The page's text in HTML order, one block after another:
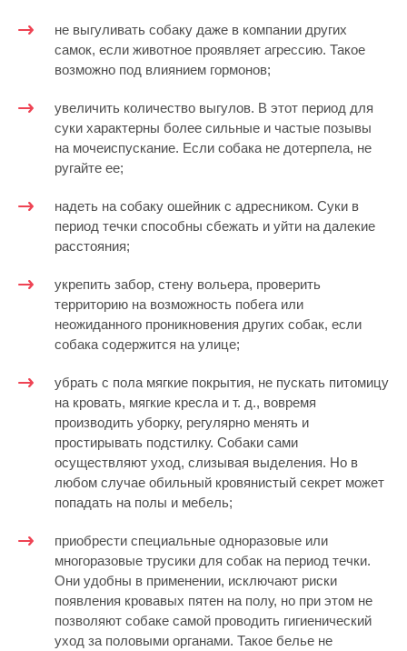
не выгуливать собаку даже в компании других
самок, если животное проявляет агрессию. Такое
возможно под влиянием гормонов;
увеличить количество выгулов. В этот период для
суки характерны более сильные и частые позывы
на мочеиспускание. Если собака не дотерпела, не
ругайте ее;
надеть на собаку ошейник с адресником. Суки в
период течки способны сбежать и уйти на далекие
расстояния;
укрепить забор, стену вольера, проверить
территорию на возможность побега или
неожиданного проникновения других собак, если
собака содержится на улице;
убрать с пола мягкие покрытия, не пускать питомицу
на кровать, мягкие кресла и т. д., вовремя
производить уборку, регулярно менять и
простирывать подстилку. Собаки сами
осуществляют уход, слизывая выделения. Но в
любом случае обильный кровянистый секрет может
попадать на полы и мебель;
приобрести специальные одноразовые или
многоразовые трусики для собак на период течки.
Они удобны в применении, исключают риски
появления кровавых пятен на полу, но при этом не
позволяют собаке самой проводить гигиенический
уход за половыми органами. Такое белье не